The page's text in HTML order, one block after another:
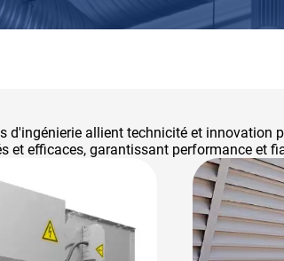
d'ingénierie allient technicité et
et efficaces, garantissant performance et